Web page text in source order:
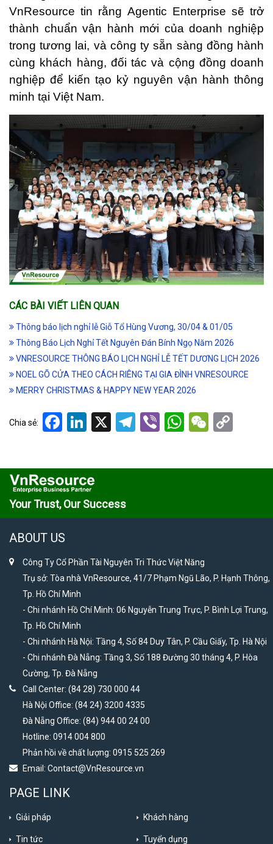
VnResource tin rằng Agentic Enterprise sẽ trở
thành chuẩn vận hành mới của doanh nghiệp
trong tương lai, và công ty sẵn sàng đồng hành
cùng khách hàng, đối tác và cộng đồng doanh
nghiệp để kiến tạo kỷ nguyên vận hành thông
minh tại Việt Nam.
CÁC BÀI VIẾT LIÊN QUAN
Thông báo lịch nghỉ lễ Giỗ Tổ Hùng Vương, 30/04 & 01/05
Thông Báo Lịch Nghỉ Tết Nguyên Đán Bính Ngọ Năm 2026
VNRESOURCE THÔNG BÁO LỊCH NGHỈ LỄ TẾT DƯƠNG LỊCH 2026
NOEL GÕ CỬA THEO CÁCH RIÊNG TẠI GIA ĐÌNH VNRESOURCE
MERRY CHRISTMAS & HAPPY NEW YEAR 2026
Chia sẻ: Facebook
LinkedIn
X Telegram
ViberWhatsApp
Your Trust, Our Success
ABOUT US
Công Ty Cổ Phần Tài Nguyên Tri Thức Việt Năng
Trụ sở: Tòa nhà VnResource, 41/7 Phạm Ngũ Lão, P. Hạnh Thông,
Tp. Hồ Chí Minh
- Chi nhánh Hồ Chí Minh: 06 Nguyễn Trung Trực, P. Bình Lợi Trung,
Tp. Hồ Chí Minh
- Chi nhánh Hà Nội: Tầng 4, Số 84 Duy Tân, P. Cầu Giấy, Tp. Hà Nội
- Chi nhánh Đà Nẵng: Tầng 3, Số 188 Đường 30 tháng 4, P. Hòa
Cường, Tp. Đà Nẵng
Call Center: (84 28) 730 000 44
Hà Nội Office: (84 24) 3200 4335
Đà Nẵng Office: (84) 944 00 24 00
Hotline: 0914 004 800
Phản hồi về chất lượng: 0915 525 269
Email: Contact@VnResource.vn
PAGE LINK
Giải pháp Khách hàng
Tin tức Tuyển dụng